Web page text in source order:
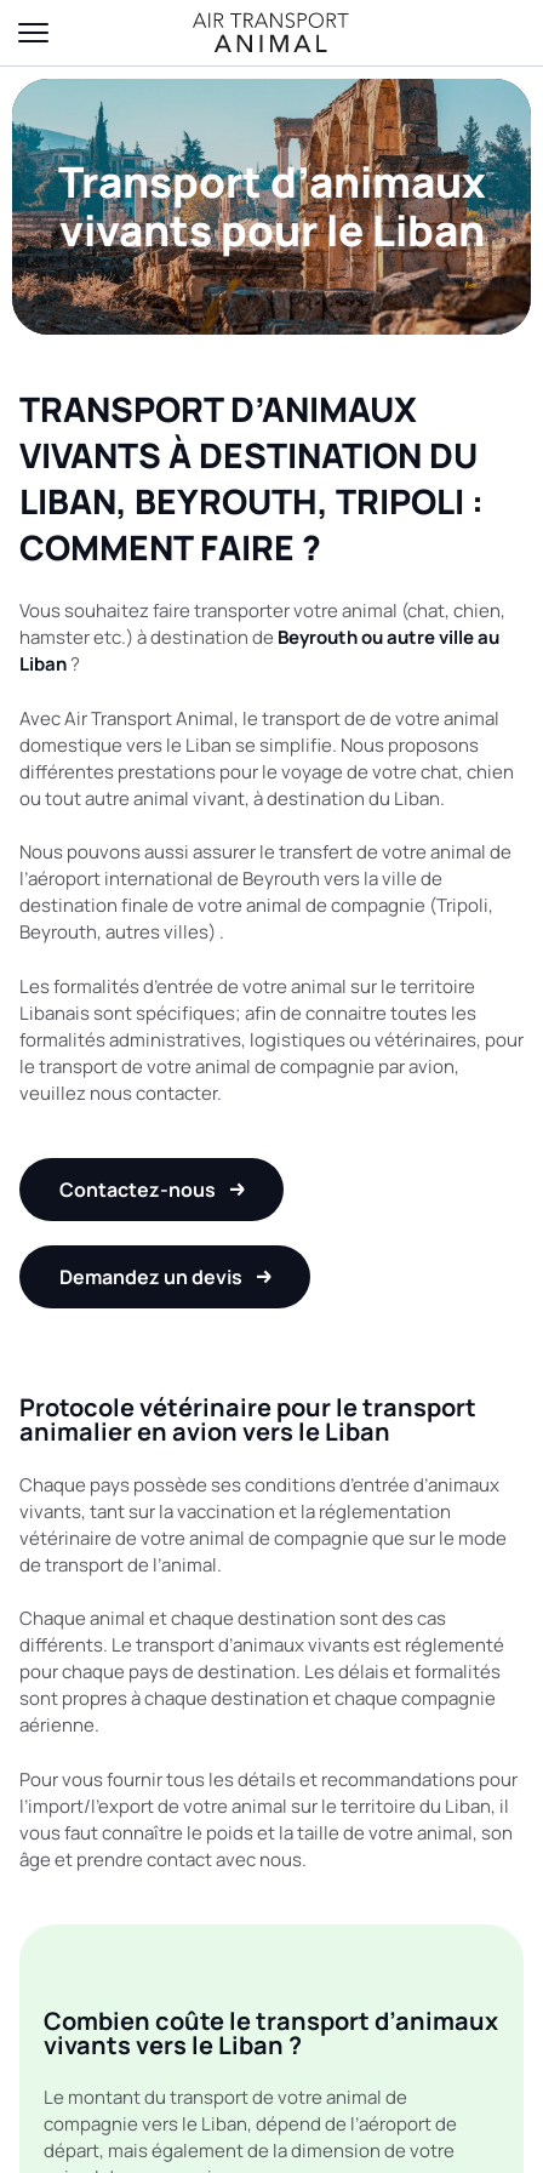
Transport d’animaux
vivants pour le Liban
TRANSPORT D’ANIMAUX
VIVANTS À DESTINATION DU
LIBAN, BEYROUTH, TRIPOLI :
COMMENT FAIRE ?
Vous souhaitez faire transporter votre animal (chat, chien,
hamster etc.) à destination de Beyrouth ou autre ville au
Liban?
Avec Air Transport Animal, le transport de de votre animal
domestique vers le Liban se simplifie. Nous proposons
différentes prestations pour le voyage de votre chat, chien
ou tout autre animal vivant, à destination du Liban.
Nous pouvons aussi assurer le transfert de votre animal de
l’aéroport international de Beyrouth vers la ville de
destination finale de votre animal de compagnie (Tripoli,
Beyrouth, autres villes) .
Les formalités d’entrée de votre animal sur le territoire
Libanais sont spécifiques; afin de connaitre toutes les
formalités administratives, logistiques ou vétérinaires, pour
le transport de votre animal de compagnie par avion,
veuillez nous contacter.
Contactez-nous
Demandez un devis
Protocole vétérinaire pour le transport
animalier en avion vers le Liban
Chaque pays possède ses conditions d’entrée d’animaux
vivants, tant sur la vaccination et la réglementation
vétérinaire de votre animal de compagnie que sur le mode
de transport de l’animal.
Chaque animal et chaque destination sont des cas
différents. Le transport d’animaux vivants est réglementé
pour chaque pays de destination. Les délais et formalités
sont propres à chaque destination et chaque compagnie
aérienne.
Pour vous fournir tous les détails et recommandations pour
l’import/l’export de votre animal sur le territoire du Liban, il
vous faut connaître le poids et la taille de votre animal, son
âge et prendre contact avec nous.
Combien coûte le transport d’animaux
vivants vers le Liban ?
Le montant du transport de votre animal de
compagnie vers le Liban, dépend de l’aéroport de
départ, mais également de la dimension de votre